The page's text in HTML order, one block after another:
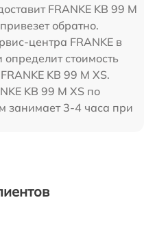
FRANKE KB 99 M
обратно.
центра FRANKE в
стоимость
KB 99 M XS.
KB 99 M XS по
занимает 3-4 часа при